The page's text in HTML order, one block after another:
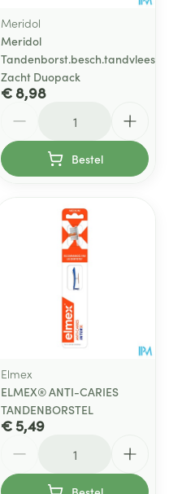
Meridol
Meridol
Tandenborst.besch.tandvlees
Zacht Duopack
€ 8,98
Bestel
Elmex
ELMEX® ANTI-CARIES
TANDENBORSTEL
€ 5,49